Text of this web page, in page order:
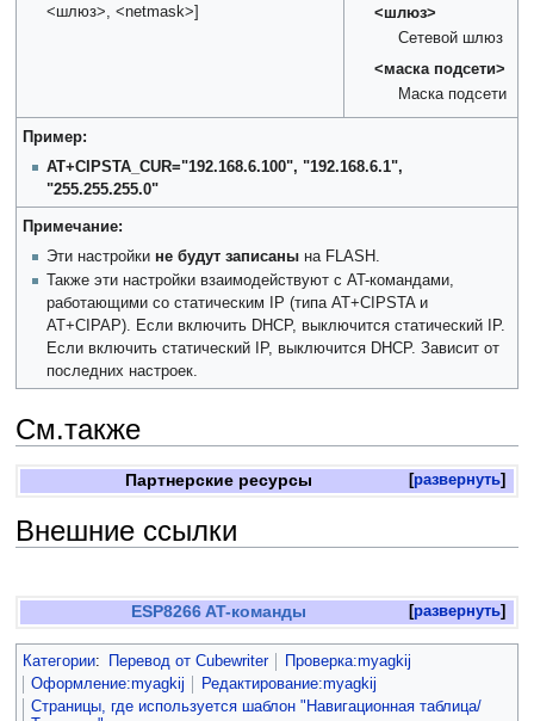
<шлюз>, <netmask>]
<шлюз>
Сетевой шлюз
<маска подсети>
Маска подсети
Пример:
AT+CIPSTA_CUR="192.168.6.100", "192.168.6.1",
"255.255.255.0"
Примечание:
Эти настройки не будут записаны на FLASH.
Также эти настройки взаимодействуют с AT-командами,
работающими со статическим IP (типа AT+CIPSTA и
AT+CIPAP). Если включить DHCP, выключится статический IP.
Если включить статический IP, выключится DHCP. Зависит от
последних настроек.
См.также
развернуть
Партнерские ресурсы
Внешние ссылки
развернуть
ESP8266 AT-команды
Категории: Перевод от Сubewriter
Проверка:myagkij
Оформление:myagkij
Редактирование:myagkij
Страницы, где используется шаблон "Навигационная таблица/